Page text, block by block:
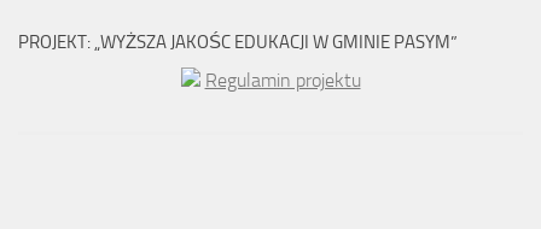
PROJEKT: „WYŻSZA JAKOŚC EDUKACJI W GMINIE PASYM”
Regulamin projektu